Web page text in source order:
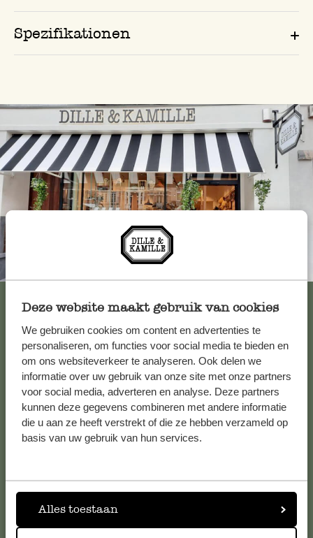
Deze website maakt gebruik van cookies
We gebruiken cookies om content en advertenties te
personaliseren, om functies voor social media te bieden en
om ons websiteverkeer te analyseren. Ook delen we
informatie over uw gebruik van onze site met onze partners
voor social media, adverteren en analyse. Deze partners
kunnen deze gegevens combineren met andere informatie
die u aan ze heeft verstrekt of die ze hebben verzameld op
basis van uw gebruik van hun services.
Alles toestaan
Spezifikationen
Immer in der Nähe
Kundenservice/Hilfe
Falls Sie Fragen haben oder Tipps und Hilfe brauchen, wenden
Sie sich bitte an unseren Kundenservice. Oder lesen Sie hier
die Antworten aufhäufig gestellte Fragen.
Online-Kundenservice